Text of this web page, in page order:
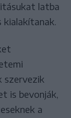
latba
szervezik
is bevonják,
a